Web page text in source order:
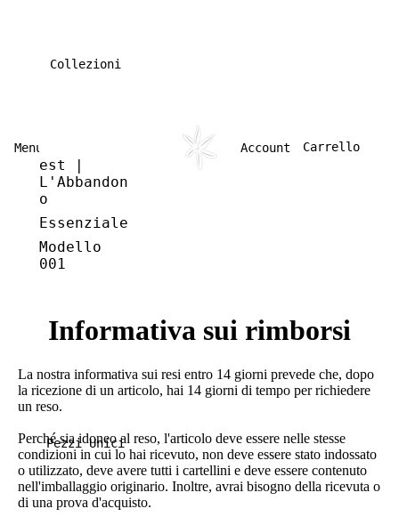
Menu
Collezioni
est |
L'Abbandon
o
Essenziale
Modello
001
Pezzi Unici
Account Carrello
Informativa sui rimborsi
La nostra informativa sui resi entro 14 giorni prevede che, dopo
la ricezione di un articolo, hai 14 giorni di tempo per richiedere
un reso.
Perché sia idoneo al reso, l'articolo deve essere nelle stesse
condizioni in cui lo hai ricevuto, non deve essere stato indossato
o utilizzato, deve avere tutti i cartellini e deve essere contenuto
nell'imballaggio originario. Inoltre, avrai bisogno della ricevuta o
di una prova d'acquisto.